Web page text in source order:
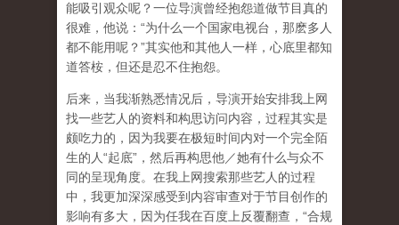
能吸引观众呢？一位导演曾经抱怨道做节目真的
很难，他说：“为什么一个国家电视台，那麽多人
都不能用呢？”其实他和其他人一样，心底里都知
道答桉，但还是忍不住抱怨。
后来，当我渐熟悉情况后，导演开始安排我上网
找一些艺人的资料和构思访问内容，过程其实是
颇吃力的，因为我要在极短时间内对一个完全陌
生的人“起底”，然后再构思他／她有什么与众不
同的呈现角度。在我上网搜索那些艺人的过程
中，我更加深深感受到内容审查对于节目创作的
影响有多大，因为任我在百度上反覆翻查，“合规